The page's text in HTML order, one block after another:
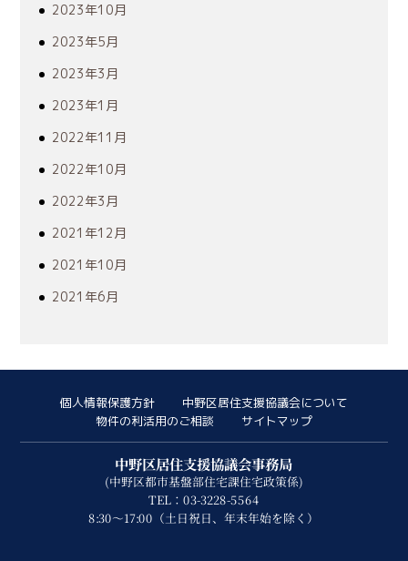
2023年10月
2023年5月
2023年3月
2023年1月
2022年11月
2022年10月
2022年3月
2021年12月
2021年10月
2021年6月
個人情報保護方針
中野区居住支援協議会について
物件の利活用のご相談
サイトマップ
中野区居住支援協議会事務局
(中野区都市基盤部住宅課住宅政策係)
TEL：03-3228-5564
8:30～17:00（土日祝日、年末年始を除く）